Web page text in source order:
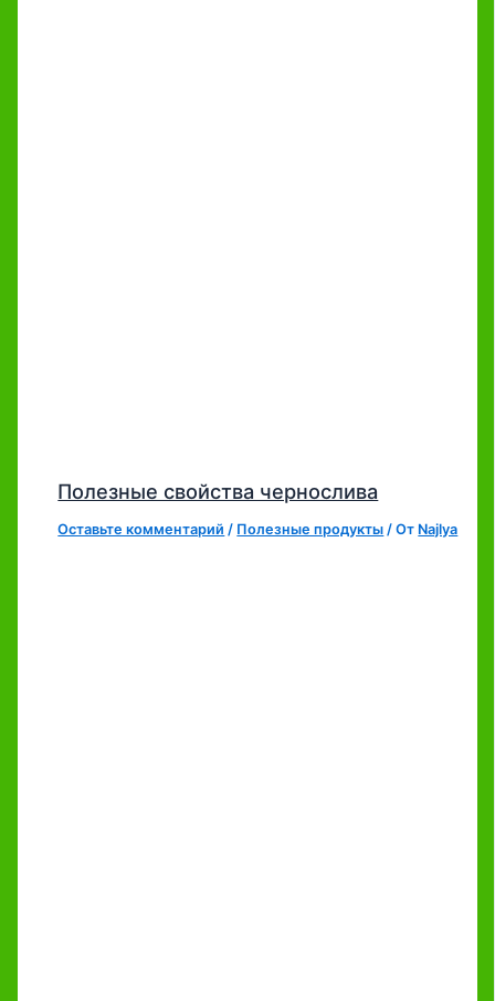
Полезные свойства чернослива
Оставьте комментарий / Полезные продукты / От Najlya